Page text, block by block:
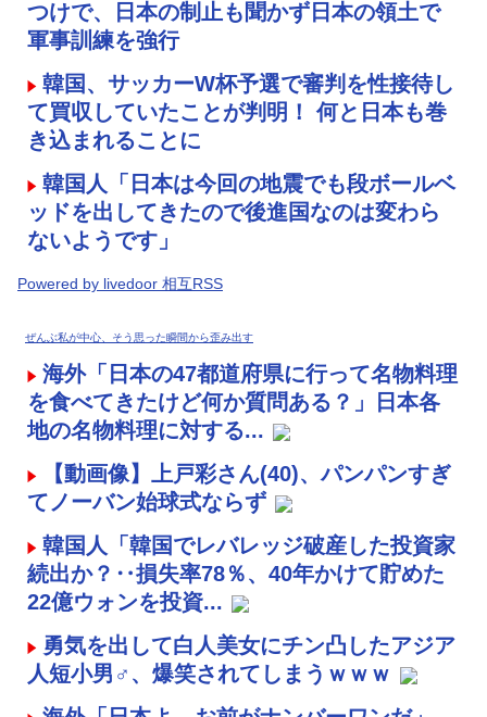
つけで、日本の制止も聞かず日本の領土で
軍事訓練を強行
韓国、サッカーW杯予選で審判を性接待し
て買収していたことが判明！ 何と日本も巻
き込まれることに
韓国人「日本は今回の地震でも段ボールベ
ッドを出してきたので後進国なのは変わら
ないようです」
Powered by livedoor 相互RSS
ぜんぶ私が中心、そう思った瞬間から歪み出す
海外「日本の47都道府県に行って名物料理
を食べてきたけど何か質問ある？」日本各
地の名物料理に対する...
【動画像】上戸彩さん(40)、パンパンすぎ
てノーバン始球式ならず
韓国人「韓国でレバレッジ破産した投資家
続出か？‥損失率78％、40年かけて貯めた
22億ウォンを投資...
勇気を出して白人美女にチン凸したアジア
人短小男♂、爆笑されてしまうｗｗｗ